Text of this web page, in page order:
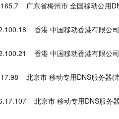
广东省梅州市 全国移动公用
香港 中国移动香港有限公司
香港 中国移动香港有限公司
北京市 移动专用DNS服务器(
北京市 移动专用DNS服务